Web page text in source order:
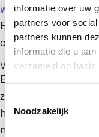
informatie over uw
partners voor
partners kunnen
informatie die u
verzameld op
Toestemmingsselectie
Noodzakelijk
website. Ook
Echter is dit wel
cursussen.
Voor- en nadelen van
Een gekocht
zijn voor jouw
het ook nadelig zijn.
nadelen genoemd.